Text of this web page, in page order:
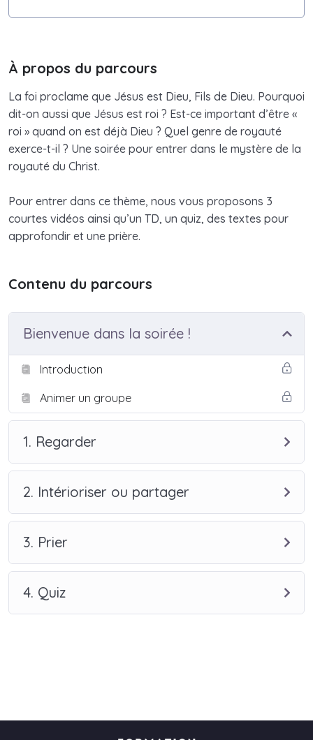
À propos du parcours
La foi proclame que Jésus est Dieu, Fils de Dieu. Pourquoi
dit-on aussi que Jésus est roi ? Est-ce important d’être «
roi » quand on est déjà Dieu ? Quel genre de royauté
exerce-t-il ? Une soirée pour entrer dans le mystère de la
royauté du Christ.
Pour entrer dans ce thème, nous vous proposons 3
courtes vidéos ainsi qu’un TD, un quiz, des textes pour
approfondir et une prière.
Contenu du parcours
Bienvenue dans la soirée !
Introduction
Animer un groupe
1. Regarder
2. Intérioriser ou partager
3. Prier
4. Quiz